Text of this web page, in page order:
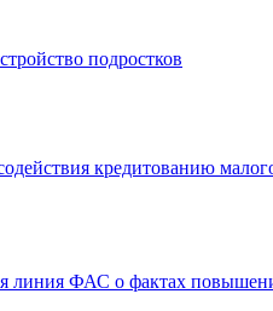
подростков
кредитованию
линия ФАС о фактах